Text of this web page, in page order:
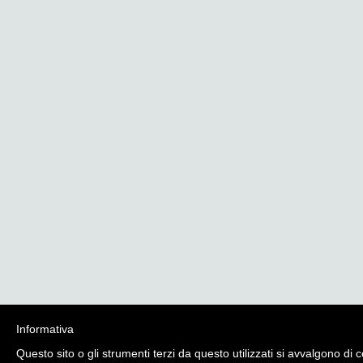
Informativa
Questo sito o gli strumenti terzi da questo utilizzati si avvalgono di